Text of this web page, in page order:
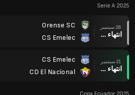
Serie A 2025
28 سبتمبر
انتهاء وقت المباراة
Orense SC
CS Emelec
21 سبتمبر
انتهاء وقت المباراة
CS Emelec
CD El Nacional